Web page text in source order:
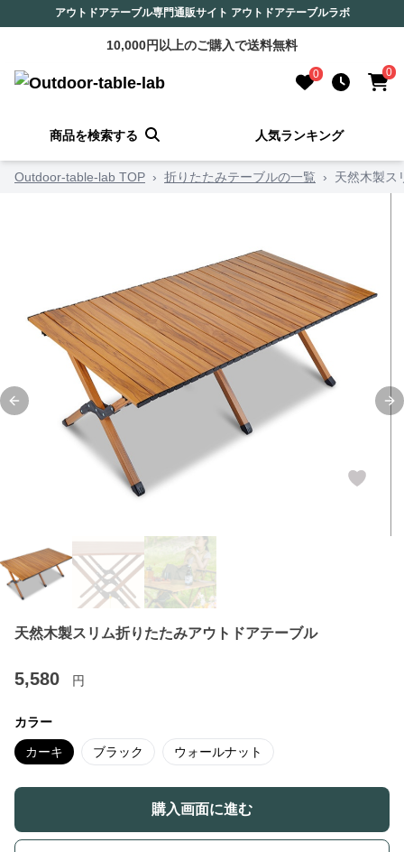
アウトドアテーブル専門通販サイト アウトドアテーブルラボ
10,000円以上のご購入で送料無料
0 0
商品を検索する 人気ランキング
Outdoor-table-lab TOP › 折りたたみテーブルの一覧 › 天然木製ス
Previous slide
天然木製スリム折りたたみアウトドアテーブル
5,580 円
カラー
カーキ ブラック ウォールナット
購入画面に進む